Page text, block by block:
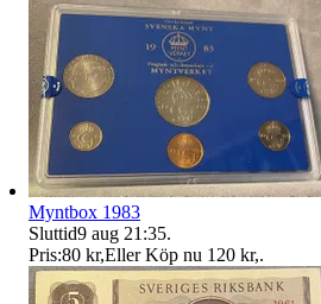
Myntbox 1983
Sluttid9 aug 21:35.
Pris:80 kr,Eller Köp nu 120 kr,.